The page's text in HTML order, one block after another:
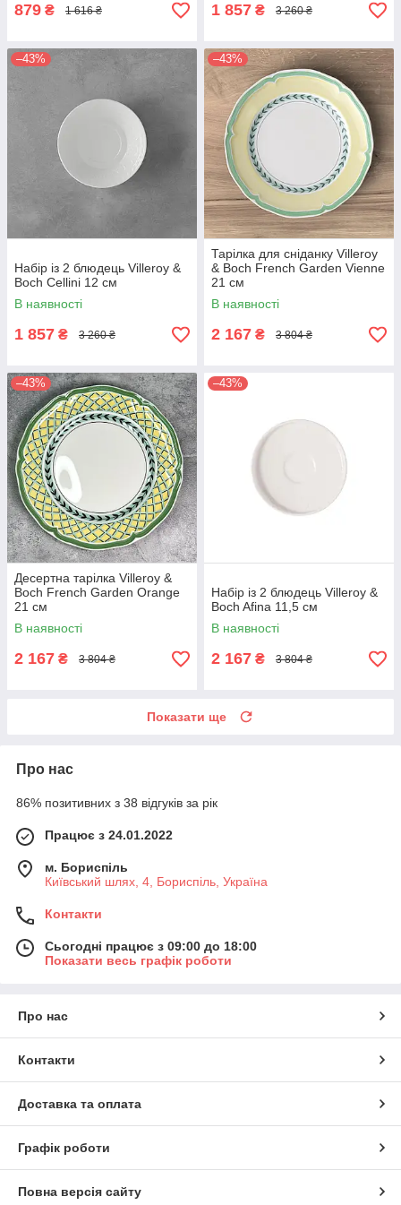
879 ₴ 1 616 ₴ 1 857 ₴ 3 260 ₴
–43%
Набір із 2 блюдець Villeroy &
Boch Cellini 12 см
В наявності
1 857 ₴ 3 260 ₴
–43%
Тарілка для сніданку Villeroy
& Boch French Garden Vienne
21 см
В наявності
2 167 ₴ 3 804 ₴
–43%
Десертна тарілка Villeroy &
Boch French Garden Orange
21 см
В наявності
2 167 ₴ 3 804 ₴
–43%
Набір із 2 блюдець Villeroy &
Boch Afina 11,5 см
В наявності
2 167 ₴ 3 804 ₴
Показати ще
Про нас
86% позитивних з 38 відгуків за рік
Працює з 24.01.2022
м. Бориспіль
Київський шлях, 4, Бориспіль, Україна
Контакти
Сьогодні працює з 09:00 до 18:00
Показати весь графік роботи
Про нас
Контакти
Доставка та оплата
Графік роботи
Повна версія сайту